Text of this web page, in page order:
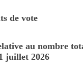
de vote
au nombre
juillet 2026